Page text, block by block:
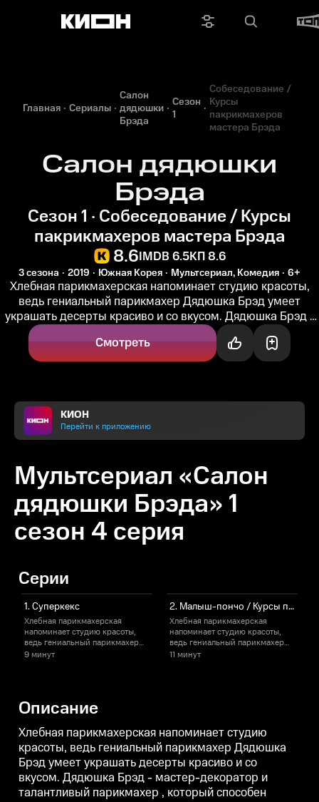
Главная Сериалы
Салон
дядюшки
Брэда
Сезон
1
Собеседование /
Курсы
пакрикмахеров
мастера Брэда
Салон дядюшки
Брэда
Сезон 1 · Собеседование / Курсы
пакрикмахеров мастера Брэда
8.6IMDB 6.5КП 8.6
3 сезона 2019 Южная Корея Мультсериал, Комедия 6+
Хлебная парикмахерская напоминает студию красоты,
ведь гениальный парикмахер Дядюшка Брэд умеет
украшать десерты красиво и со вкусом. Дядюшка Брэд -
мастер-декоратор и...
Смотреть
КИОН
Перейти к приложению
Мультсериал «Салон
дядюшки Брэда» 1
сезон 4 серия
Серии
1. Суперкекс
Хлебная парикмахерская
напоминает студию красоты,
ведь гениальный парикмахер
Дядюшка Брэд умеет украшать
парикмахер , который способен
изменить жизнь и создать
потрясающее настроение у
любого клиента. В каждой
серии нас ждут новые
приключения и невероятные
истории об удивительном
салоне красоты.
9 минут
2. Малыш-пончо / Курсы пакрикмахеров мастера Брэда
Хлебная парикмахерская
напоминает студию красоты,
ведь гениальный парикмахер
Дядюшка Брэд умеет украшать
потрясающее настроение у
любого клиента. В каждой
серии нас ждут новые
приключения и невероятные
истории об удивительном
салоне красоты.
11 минут
Описание
Хлебная парикмахерская напоминает студию
красоты, ведь гениальный парикмахер Дядюшка
Брэд умеет украшать десерты красиво и со
вкусом. Дядюшка Брэд - мастер-декоратор и
талантливый парикмахер , который способен